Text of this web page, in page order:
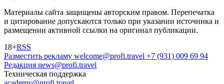
Материалы сайта защищены авторским правом. Перепечатка
и цитирование допускаются только при указании источника и
размещении активной ссылки на оригинал публикации.
18+RSS
Разместить рекламу welcome@profi.travel +7 (931) 009 69 94
Редакция news@profi.travel
Техническая поддержка